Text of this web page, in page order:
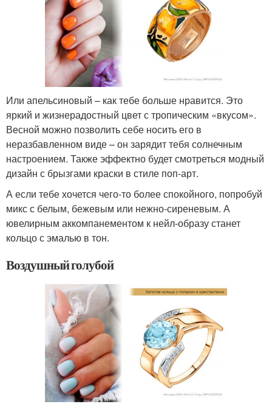
Или апельсиновый – как тебе больше нравится. Это
яркий и жизнерадостный цвет с тропическим «вкусом».
Весной можно позволить себе носить его в
неразбавленном виде – он зарядит тебя солнечным
настроением. Также эффектно будет смотреться модный
дизайн с брызгами краски в стиле поп-арт.
А если тебе хочется чего-то более спокойного, попробуй
микс с белым, бежевым или нежно-сиреневым. А
ювелирным аккомпанементом к нейл-образу станет
кольцо с эмалью в тон.
Воздушный голубой